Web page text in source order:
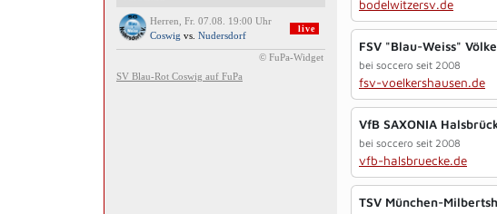
bodelwitzersv.de
FSV "Blau-Weiss"
bei soccero seit 2008
fsv-voelkershausen.de
VfB SAXONIA
bei soccero seit 2008
vfb-halsbruecke.de
TSV München-